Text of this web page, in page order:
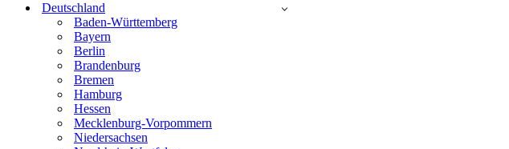
Deutschland
Baden-Württemberg
Bayern
Berlin
Brandenburg
Bremen
Hamburg
Hessen
Mecklenburg-Vorpommern
Niedersachsen